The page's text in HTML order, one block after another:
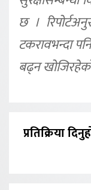
छ ।
टकरावभन्दा
बढ्न
प्रतिक्रिया